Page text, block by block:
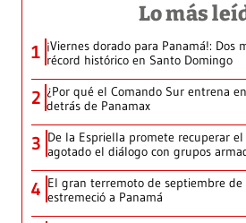
Lo más
1 ¡Viernes dorado para Panamá!: Dos
récord histórico en Santo Domingo
2 ¿Por qué el Comando Sur entrena
detrás de Panamax
3 De la Espriella promete recuperar
agotado el diálogo con grupos
4 El gran terremoto de septiembre
estremeció a Panamá